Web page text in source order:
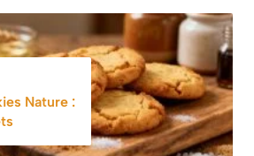
croquantes et miel
parfumé : ce plat
d’accompagneme
nt surprend à
chaque fois
Nature :